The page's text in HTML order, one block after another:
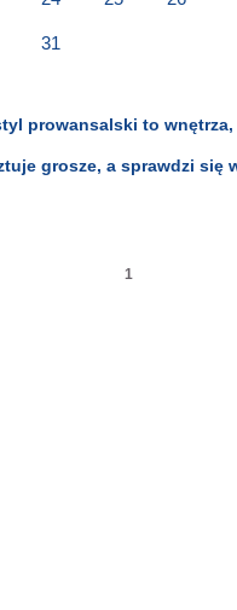
31
prowansalski to
grosze, a sprawdzi się
1